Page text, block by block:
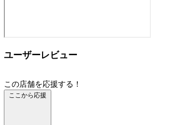
ユーザーレビュー
この店舗を応援する！
ここから応援